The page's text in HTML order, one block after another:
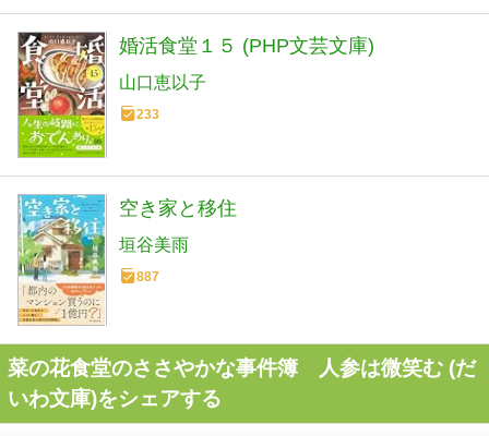
婚活食堂１５ (PHP文芸文庫)
山口恵以子
233
空き家と移住
垣谷美雨
887
菜の花食堂のささやかな事件簿 人参は微笑む (だ
いわ文庫)をシェアする